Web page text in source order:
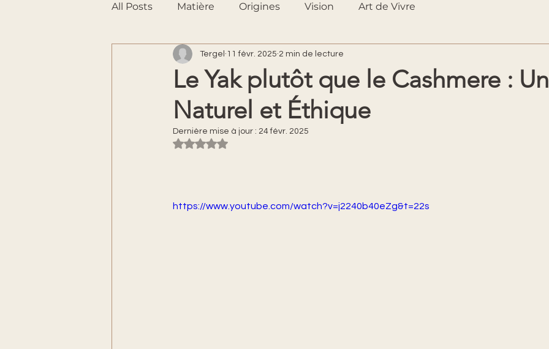
All Posts Matière Origines Vision Art de Vivre
Le Yak plutôt que le Cashmere :
Naturel et Éthique
Tergel 11 févr. 2025 2 min de lecture
Dernière mise à jour : 24 févr. 2025
Noté NaN étoiles sur 5.
https://www.youtube.com/watch?v=j2240b40eZg&t=22s